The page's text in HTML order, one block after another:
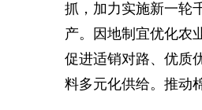
抓，加力实施新一轮
产。因地制宜优化农
促进适销对路、优质
料多元化供给。推动